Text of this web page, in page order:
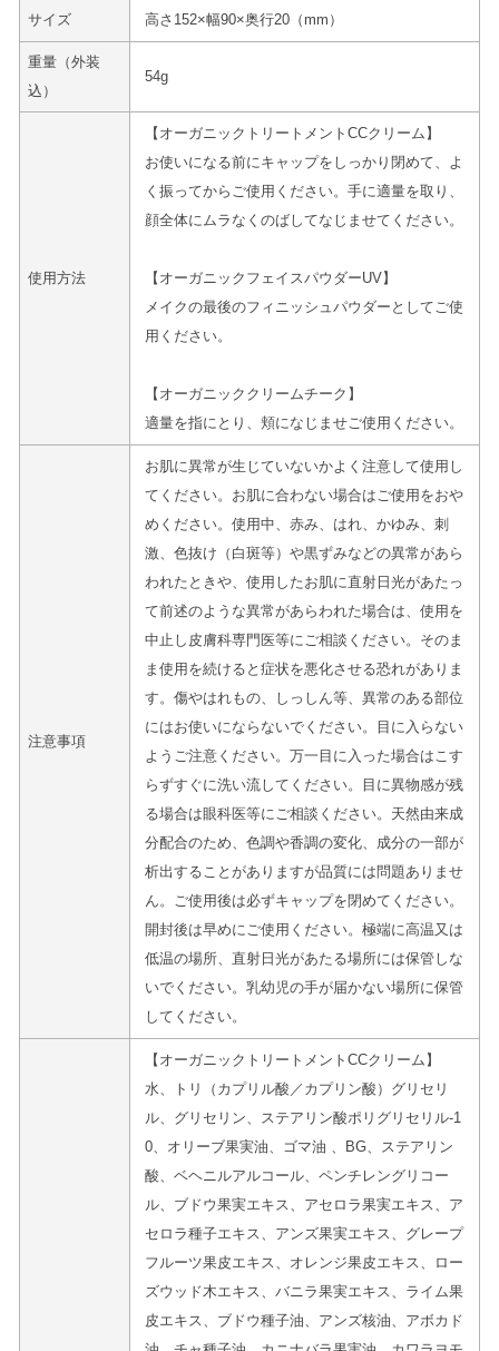
サイズ 高さ152×幅90×奥行20（mm）
重量（外装
込）
54g
使用方法
【オーガニックトリートメントCCクリーム】
お使いになる前にキャップをしっかり閉めて、よ
く振ってからご使用ください。手に適量を取り、
顔全体にムラなくのばしてなじませてください。
【オーガニックフェイスパウダーUV】
メイクの最後のフィニッシュパウダーとしてご使
用ください。
【オーガニッククリームチーク】
適量を指にとり、頬になじませご使用ください。
注意事項
お肌に異常が生じていないかよく注意して使用し
てください。お肌に合わない場合はご使用をおや
めください。使用中、赤み、はれ、かゆみ、刺
激、色抜け（白斑等）や黒ずみなどの異常があら
われたときや、使用したお肌に直射日光があたっ
て前述のような異常があらわれた場合は、使用を
中止し皮膚科専門医等にご相談ください。そのま
ま使用を続けると症状を悪化させる恐れがありま
す。傷やはれもの、しっしん等、異常のある部位
にはお使いにならないでください。目に入らない
ようご注意ください。万一目に入った場合はこす
らずすぐに洗い流してください。目に異物感が残
る場合は眼科医等にご相談ください。天然由来成
分配合のため、色調や香調の変化、成分の一部が
析出することがありますが品質には問題ありませ
ん。ご使用後は必ずキャップを閉めてください。
開封後は早めにご使用ください。極端に高温又は
低温の場所、直射日光があたる場所には保管しな
いでください。乳幼児の手が届かない場所に保管
してください。
【オーガニックトリートメントCCクリーム】
水、トリ（カプリル酸／カプリン酸）グリセリ
ル、グリセリン、ステアリン酸ポリグリセリル-1
0、オリーブ果実油、ゴマ油 、BG、ステアリン
酸、ベヘニルアルコール、ペンチレングリコー
ル、ブドウ果実エキス、アセロラ果実エキス、ア
セロラ種子エキス、アンズ果実エキス、グレープ
フルーツ果皮エキス、オレンジ果皮エキス、ロー
ズウッド木エキス、バニラ果実エキス、ライム果
皮エキス、ブドウ種子油、アンズ核油、アボカド